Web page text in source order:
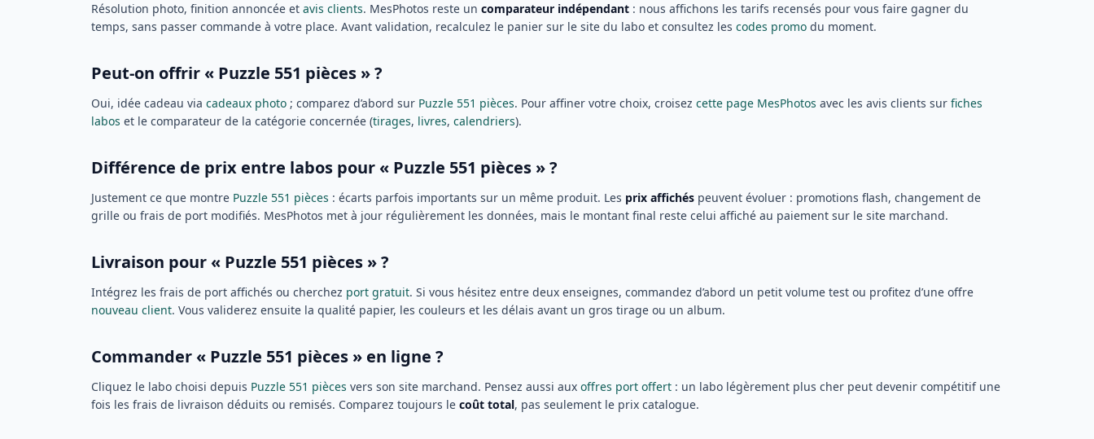
Résolution photo, finition annoncée et avis clients. MesPhotos reste un comparateur indépendant : nous affichons les tarifs recensés pour vous faire gagner du
temps, sans passer commande à votre place. Avant validation, recalculez le panier sur le site du labo et consultez les codes promo du moment.
Peut-on offrir « Puzzle 551 pièces » ?
Oui, idée cadeau via cadeaux photo ; comparez d’abord sur Puzzle 551 pièces. Pour affiner votre choix, croisez cette page MesPhotos avec les avis clients sur fiches
labos et le comparateur de la catégorie concernée (tirages, livres, calendriers).
Différence de prix entre labos pour « Puzzle 551 pièces » ?
Justement ce que montre Puzzle 551 pièces : écarts parfois importants sur un même produit. Les prix affichés peuvent évoluer : promotions flash, changement de
grille ou frais de port modifiés. MesPhotos met à jour régulièrement les données, mais le montant final reste celui affiché au paiement sur le site marchand.
Livraison pour « Puzzle 551 pièces » ?
Intégrez les frais de port affichés ou cherchez port gratuit. Si vous hésitez entre deux enseignes, commandez d’abord un petit volume test ou profitez d’une offre
nouveau client. Vous validerez ensuite la qualité papier, les couleurs et les délais avant un gros tirage ou un album.
Commander « Puzzle 551 pièces » en ligne ?
Cliquez le labo choisi depuis Puzzle 551 pièces vers son site marchand. Pensez aussi aux offres port offert : un labo légèrement plus cher peut devenir compétitif une
fois les frais de livraison déduits ou remisés. Comparez toujours le coût total, pas seulement le prix catalogue.